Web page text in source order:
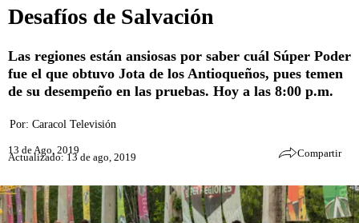
Desafíos de Salvación
Las regiones están ansiosas por saber cuál Súper Poder
fue el que obtuvo Jota de los Antioqueños, pues temen
de su desempeño en las pruebas. Hoy a las 8:00 p.m.
Por: Caracol Televisión
13 de Ago, 2019
Actualizado: 13 de ago, 2019 Compartir